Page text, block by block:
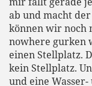
ab und macht
können wir noch
nowhere gurken
einen Stellplatz.
kein Stellplatz.
und eine Wasser-